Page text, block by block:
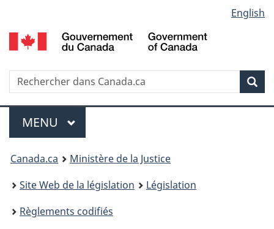
au
contenu
propos
de
la
HTML
simplifiée
selection
English
Recherche
Menu
MENU PRINCIPAL
You
are
here:
Canada.ca
Ministère de la Justice
Site Web de la législation
Législation
Règlements codifiés